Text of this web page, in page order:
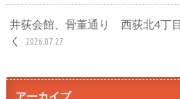
井荻会館、骨董通り 西荻北4丁
く
2026.07.27
アーカイブ